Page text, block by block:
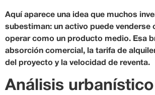
Aquí aparece una idea que muchos
subestiman: un activo puede venderse
operar como un producto medio. Esa
absorción comercial, la tarifa de
del proyecto y la velocidad de reventa.
Análisis